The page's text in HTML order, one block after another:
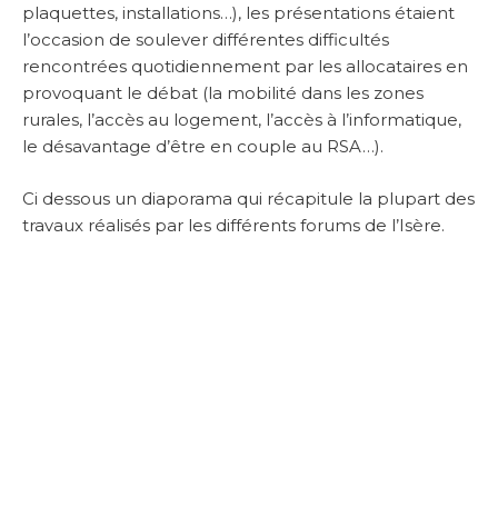
plaquettes, installations…), les présentations étaient
l’occasion de soulever différentes difficultés
rencontrées quotidiennement par les allocataires en
provoquant le débat (la mobilité dans les zones
rurales, l’accès au logement, l’accès à l’informatique,
le désavantage d’être en couple au RSA…).
Ci dessous un diaporama qui récapitule la plupart des
travaux réalisés par les différents forums de l’Isère.